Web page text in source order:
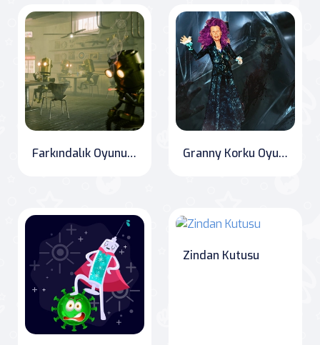
Farkındalık Oyunu: Robot Bar Granny Korku Oyunu 2020
Zindan Kutusu